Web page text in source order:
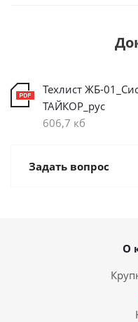
Техлист ЖБ-
ТАЙКОР_рус
606,7 кб
Задать вопрос
О